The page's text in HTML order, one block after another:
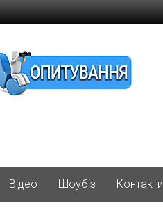
Відео Шоубіз Контакти